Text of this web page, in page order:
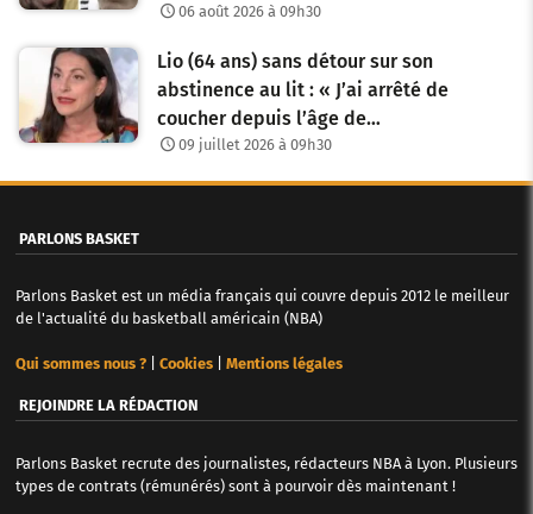
06 août 2026 à 09h30
Lio (64 ans) sans détour sur son
abstinence au lit : « J’ai arrêté de
coucher depuis l’âge de…
09 juillet 2026 à 09h30
PARLONS BASKET
Parlons Basket est un média français qui couvre depuis 2012 le meilleur
de l'actualité du basketball américain (NBA)
Qui sommes nous ?| Cookies| Mentions légales
REJOINDRE LA RÉDACTION
Parlons Basket recrute des journalistes, rédacteurs NBA à Lyon. Plusieurs
types de contrats (rémunérés) sont à pourvoir dès maintenant !